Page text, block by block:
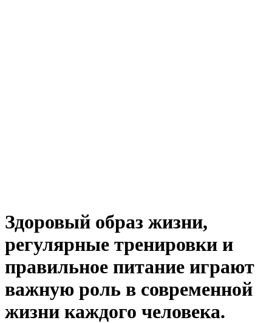
Здоровый образ жизни,
регулярные тренировки и
правильное питание играют
важную роль в современной
жизни каждого человека.